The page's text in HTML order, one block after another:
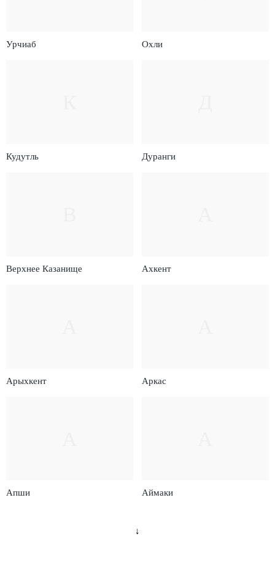
Урчиаб Охли
Кудутль Дуранги
Верхнее Казанище Ахкент
Арыхкент Аркас
Апши Аймаки
↓